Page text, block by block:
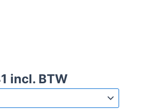
incl. BTW